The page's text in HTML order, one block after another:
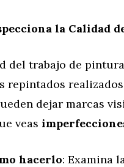
la Calidad
del trabajo de
repintados
dejar marcas
veas
hacerlo: Examina